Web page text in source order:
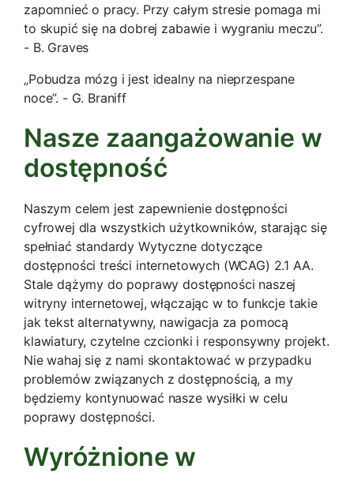
zapomnieć o pracy. Przy całym stresie pomaga mi
to skupić się na dobrej zabawie i wygraniu meczu”.
- B. Graves
„Pobudza mózg i jest idealny na nieprzespane
noce”. - G. Braniff
Nasze zaangażowanie w
dostępność
Naszym celem jest zapewnienie dostępności
cyfrowej dla wszystkich użytkowników, starając się
spełniać standardy Wytyczne dotyczące
dostępności treści internetowych (WCAG) 2.1 AA.
Stale dążymy do poprawy dostępności naszej
witryny internetowej, włączając w to funkcje takie
jak tekst alternatywny, nawigacja za pomocą
klawiatury, czytelne czcionki i responsywny projekt.
Nie wahaj się z nami skontaktować w przypadku
problemów związanych z dostępnością, a my
będziemy kontynuować nasze wysiłki w celu
poprawy dostępności.
Wyróżnione w